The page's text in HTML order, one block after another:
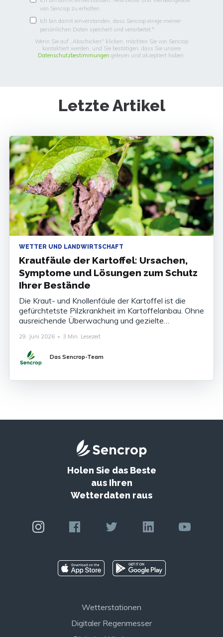
von Sencrop zu erhalten.
Ich bin damit einverstanden, dass Sencrop einige meiner
persönlichen Daten speichert und verarbeitet. *
Wenn Sie auf „Abschicken" klicken, möchten Sie von Sencrop
kontaktiert werden, und Sie bestätigen, dass Sie unsere
Datenschutzbestimmungen gelesen und akzeptiert haben.
Letzte Artikel
WETTER UND LANDWIRTSCHAFT
Krautfäule der Kartoffel: Ursachen,
Symptome und Lösungen zum Schutz
Ihrer Bestände
Die Kraut- und Knollenfäule der Kartoffel ist die
gefürchtetste Pilzkrankheit im Kartoffelanbau. Ohne
ausreichende Überwachung und gezielte
% der Ernte betragen. Die Krankheit zu kennen, ihre
Symptome zu erkennen und ihr Auftreten
rechtzeitig vorherzusagen ist heute unverzichtbar,
29. Juni 2026 • 3 Min. Lesezeit
Das Sencrop-Team
Holen Sie das Beste
aus Ihren
Wetterdaten raus
Wetterstationen
Digitaler Regenmesser